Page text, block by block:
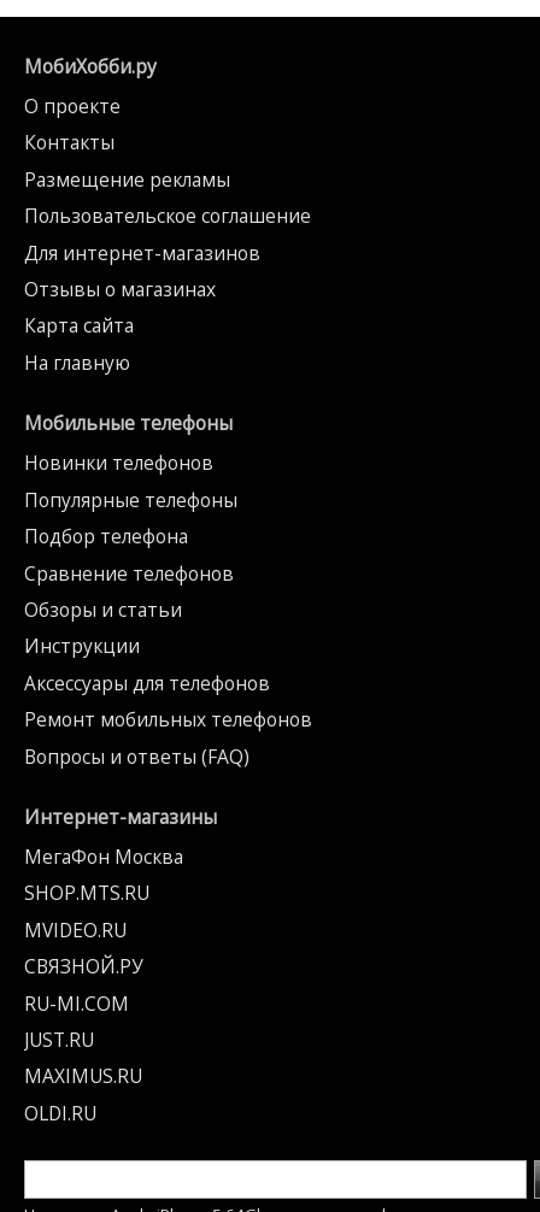
МобиХобби.ру
О проекте
Контакты
Размещение рекламы
Пользовательское соглашение
Для интернет-магазинов
Отзывы о магазинах
Карта сайта
На главную
Мобильные телефоны
Новинки телефонов
Популярные телефоны
Подбор телефона
Сравнение телефонов
Обзоры и статьи
Инструкции
Аксессуары для телефонов
Ремонт мобильных телефонов
Вопросы и ответы (FAQ)
Интернет-магазины
МегаФон Москва
SHOP.MTS.RU
MVIDEO.RU
СВЯЗНОЙ.РУ
RU-MI.COM
JUST.RU
MAXIMUS.RU
OLDI.RU